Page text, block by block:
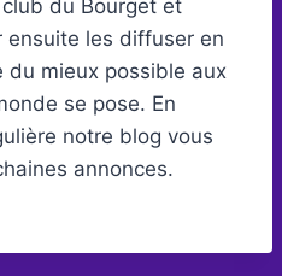
du Bourget et
les diffuser en
du mieux possible aux
se pose. En
notre blog vous
annonces.